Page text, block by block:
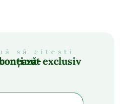
să citești
conținut exclusiv